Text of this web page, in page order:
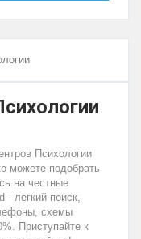
Психологии
можете подобрать
на честные
легкий поиск,
схемы
Приступайте к